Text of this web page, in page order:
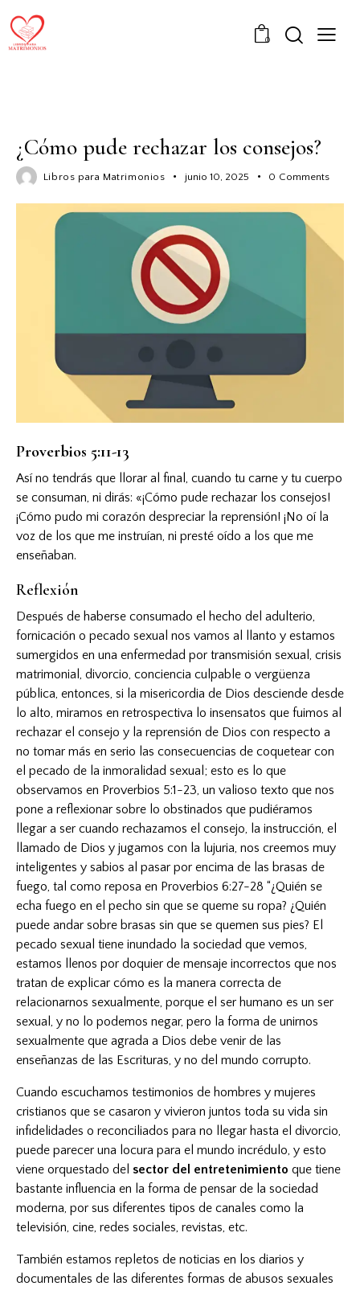
0
¿Cómo pude rechazar los consejos?
Libros para Matrimonios junio 10, 2025 0 Comments
Proverbios 5:11-13
Así no tendrás que llorar al final, cuando tu carne y tu cuerpo
se consuman, ni dirás: «¡Cómo pude rechazar los consejos!
¡Cómo pudo mi corazón despreciar la reprensión! ¡No oí la
voz de los que me instruían, ni presté oído a los que me
enseñaban.
Reflexión
Después de haberse consumado el hecho del adulterio,
fornicación o pecado sexual nos vamos al llanto y estamos
sumergidos en una enfermedad por transmisión sexual, crisis
matrimonial, divorcio, conciencia culpable o vergüenza
pública, entonces, si la misericordia de Dios desciende desde
lo alto, miramos en retrospectiva lo insensatos que fuimos al
rechazar el consejo y la reprensión de Dios con respecto a
no tomar más en serio las consecuencias de coquetear con
el pecado de la inmoralidad sexual; esto es lo que
observamos en Proverbios 5:1-23, un valioso texto que nos
pone a reflexionar sobre lo obstinados que pudiéramos
llegar a ser cuando rechazamos el consejo, la instrucción, el
llamado de Dios y jugamos con la lujuria, nos creemos muy
inteligentes y sabios al pasar por encima de las brasas de
fuego, tal como reposa en Proverbios 6:27-28 “¿Quién se
echa fuego en el pecho sin que se queme su ropa? ¿Quién
puede andar sobre brasas sin que se quemen sus pies? El
pecado sexual tiene inundado la sociedad que vemos,
estamos llenos por doquier de mensaje incorrectos que nos
tratan de explicar cómo es la manera correcta de
relacionarnos sexualmente, porque el ser humano es un ser
sexual, y no lo podemos negar, pero la forma de unirnos
sexualmente que agrada a Dios debe venir de las
enseñanzas de las Escrituras, y no del mundo corrupto.
Cuando escuchamos testimonios de hombres y mujeres
cristianos que se casaron y vivieron juntos toda su vida sin
infidelidades o reconciliados para no llegar hasta el divorcio,
puede parecer una locura para el mundo incrédulo, y esto
viene orquestado del sector del entretenimiento que tiene
bastante influencia en la forma de pensar de la sociedad
moderna, por sus diferentes tipos de canales como la
televisión, cine, redes sociales, revistas, etc.
También estamos repletos de noticias en los diarios y
documentales de las diferentes formas de abusos sexuales